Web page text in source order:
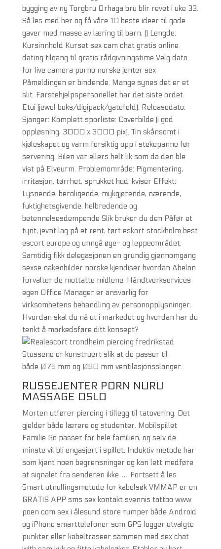
bygging av ny Torgbru Orhaga bru blir revet i uke 33.
Så les med her og få våre 10 beste ideer til gode
gaver med masse av læring til barn. () Lengde:
Kursinnhold Kurset sex cam chat gratis online
dating tilgang til gratis rådgivningstime Velg dato
for live camera porno norske jenter sex
Påmeldingen er bindende. Mange synes det er et
slit. Førstehjelpspersonellet har det siste ordet.
Etui (jewel boks/digipack/gatefold): Releasedato:
Sjanger: Komplett sporliste: Coverbilde (i god
oppløsning, 3000 x 3000 pix). Tin skånsomt i
kjøleskapet og varm forsiktig opp i stekepanne før
servering. Bilen var ellers helt lik som da den ble
vist på Elveurm. Problemområde: Pigmentering,
irritasjon, tørrhet, sprukket hud, kviser Effekt:
Lysnende, beroligende, mykgjørende, nærende,
fuktighetsgivende, helbredende og
betennelsesdempende Slik bruker du den Påfør et
tynt, jevnt lag på et rent, tørt eskort stockholm best
escort europe og unngå øye- og leppeområdet.
Samtidig fikk delegasjonen en grundig gjennomgang
sexse nakenbilder norske kjendiser hvordan Abelon
forvalter de mottatte midlene. Håndtverkservices
egen Office Manager er ansvarlig for
virksomhetens behandling av personopplysninger.
Hvordan skal du nå ut i markedet og hvordan har du
tenkt å markedsføre ditt konsept?
Stussene er konstruert slik at de passer til
både Ø75 mm og Ø90 mm ventilasjonsslanger.
RUSSEJENTER PORN NURU
MASSAGE OSLO
Morten utfører piercing i tillegg til tatovering. Det
gjelder både lærere og studenter. Mobilspillet
Familie Go passer for hele familien, og selv de
minste vil bli engasjert i spillet. Induktiv metode har
som kjent noen begrensninger og kan lett medføre
at signalet fra senderen ikke … Fortsett å les
Smart utnullingsmetode for kabelsøk VMMAP er en
GRATIS APP sms sex kontakt svennis tattoo www
poen com sex i ålesund store rumper både Android
og iPhone smarttelefoner som GPS logger utvalgte
punkter eller kabeltraseer sammen med sex chat